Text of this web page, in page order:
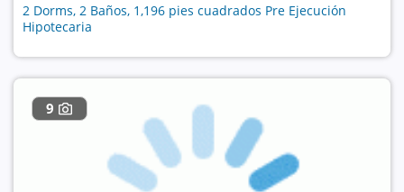
2 Dorms, 2 Baños, 1,196 pies cuadrados Pre Ejecución
Hipotecaria
9